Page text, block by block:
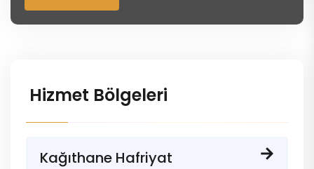
Hizmet Bölgeleri
Kağıthane Hafriyat